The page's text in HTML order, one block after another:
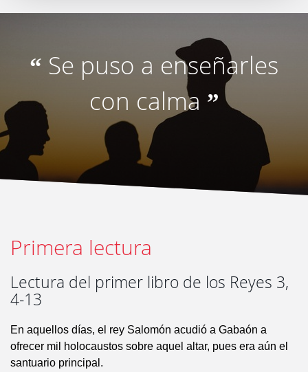
“ Se puso a enseñarles
con calma ”
Primera lectura
Lectura del primer libro de los Reyes 3,
4-13
En aquellos días, el rey Salomón acudió a Gabaón a
ofrecer mil holocaustos sobre aquel altar, pues era aún el
santuario principal.